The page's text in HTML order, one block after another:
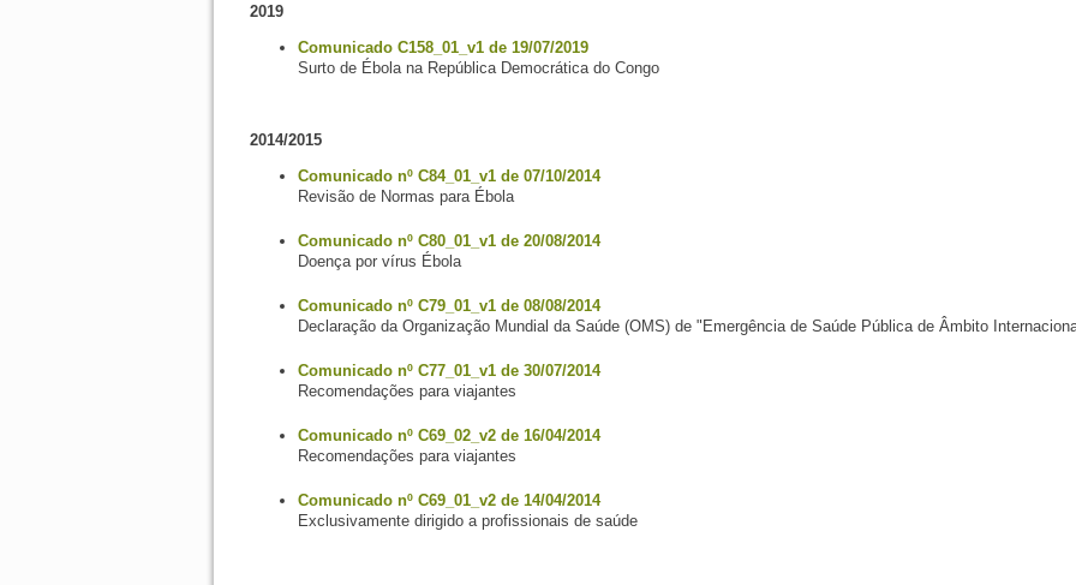
2019
Comunicado C158_01_v1 de 19/07/2019
Surto de Ébola na República Democrática do Congo
2014/2015
Comunicado nº C84_01_v1 de 07/10/2014
Revisão de Normas para Ébola
Comunicado nº C80_01_v1 de 20/08/2014
Doença por vírus Ébola
Comunicado nº C79_01_v1 de 08/08/2014
Declaração da Organização Mundial da Saúde (OMS) de "Emergência de Saúde Pública de Âmbito
Comunicado nº C77_01_v1 de 30/07/2014
Recomendações para viajantes
Comunicado nº C69_02_v2 de 16/04/2014
Recomendações para viajantes
Comunicado nº C69_01_v2 de 14/04/2014
Exclusivamente dirigido a profissionais de saúde